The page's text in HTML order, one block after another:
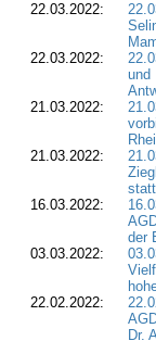
22.03.2022:
22.03.2022:
und
21.03.2022:
21.03.2022:
16.03.2022:
der
03.03.2022:
22.02.2022:
Dr.